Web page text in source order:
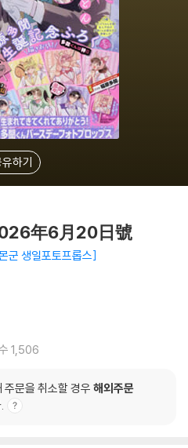
하기
年6月20日號
생일포토프롭스
1,506
문을 취소할 경우 해외주문